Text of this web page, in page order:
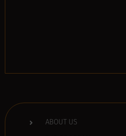
ABOUT US